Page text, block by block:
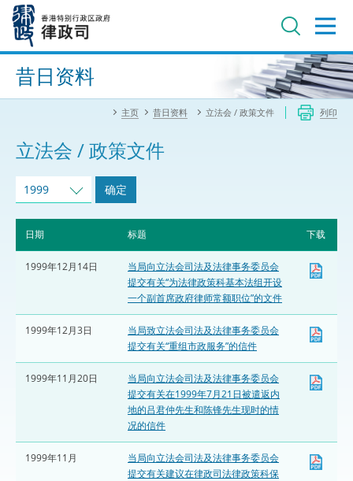
内
进阶搜寻
昔日资料
主页 昔日资料 立法会 / 政策文件 列印
立法会 / 政策文件
1999 确定
日期 标题 下载
1999年12月14日
当局向立法会司法及法律事务委员会
提交有关“为法律政策科基本法组开设
一个副首席政府律师常额职位”的文件
1999年12月3日
当局致立法会司法及法律事务委员会
提交有关“重组市政服务”的信件
1999年11月20日
当局向立法会司法及法律事务委员会
提交有关在1999年7月21日被遣返内
地的吕君仲先生和陈锋先生现时的情
况的信件
1999年11月
当局向立法会司法及法律事务委员会
提交有关建议在律政司法律政策科保